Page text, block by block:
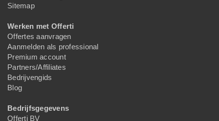
Sitemap
Werken met Offerti
Offertes aanvragen
Aanmelden als professional
Premium account
Partners/Affiliates
Bedrijvengids
Blog
Bedrijfsgegevens
Offerti BV